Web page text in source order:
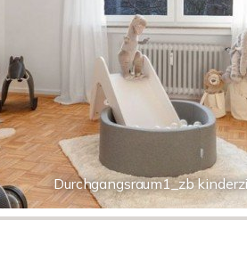
Durchgangsraum1_zb